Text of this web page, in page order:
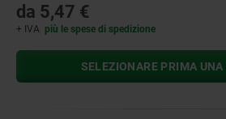
da 5,47 €
+ IVA più le spese di spedizione
SELEZIONARE PRIMA